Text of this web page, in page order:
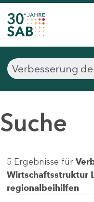
Suche
5 Ergebnisse für
Wirtschaftsstruktur
regionalbeihilfen